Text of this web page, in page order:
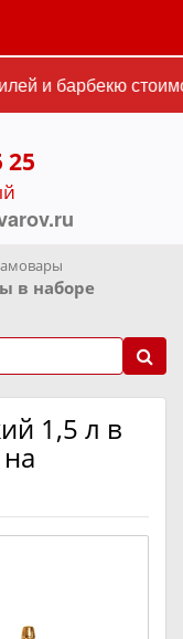
и барбекю
25
в наборе
1,5 л в